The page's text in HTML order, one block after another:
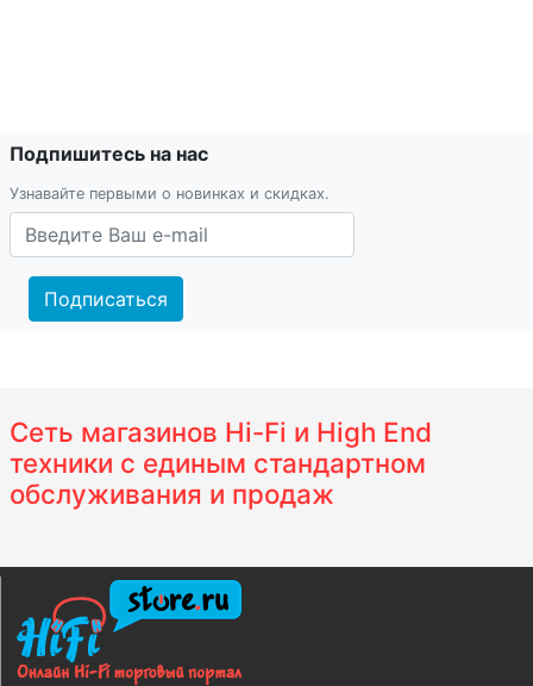
Подпишитесь на нас
Узнавайте первыми о новинках и скидках.
Подписаться
Сеть магазинов Hi-Fi и High End
техники с единым стандартном
обслуживания и продаж